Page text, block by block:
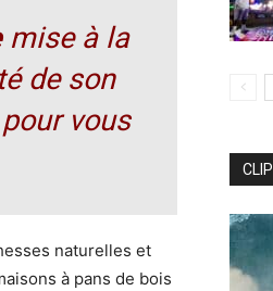
mise à la
de son
vous
naturelles et
à pans de bois
CLIP